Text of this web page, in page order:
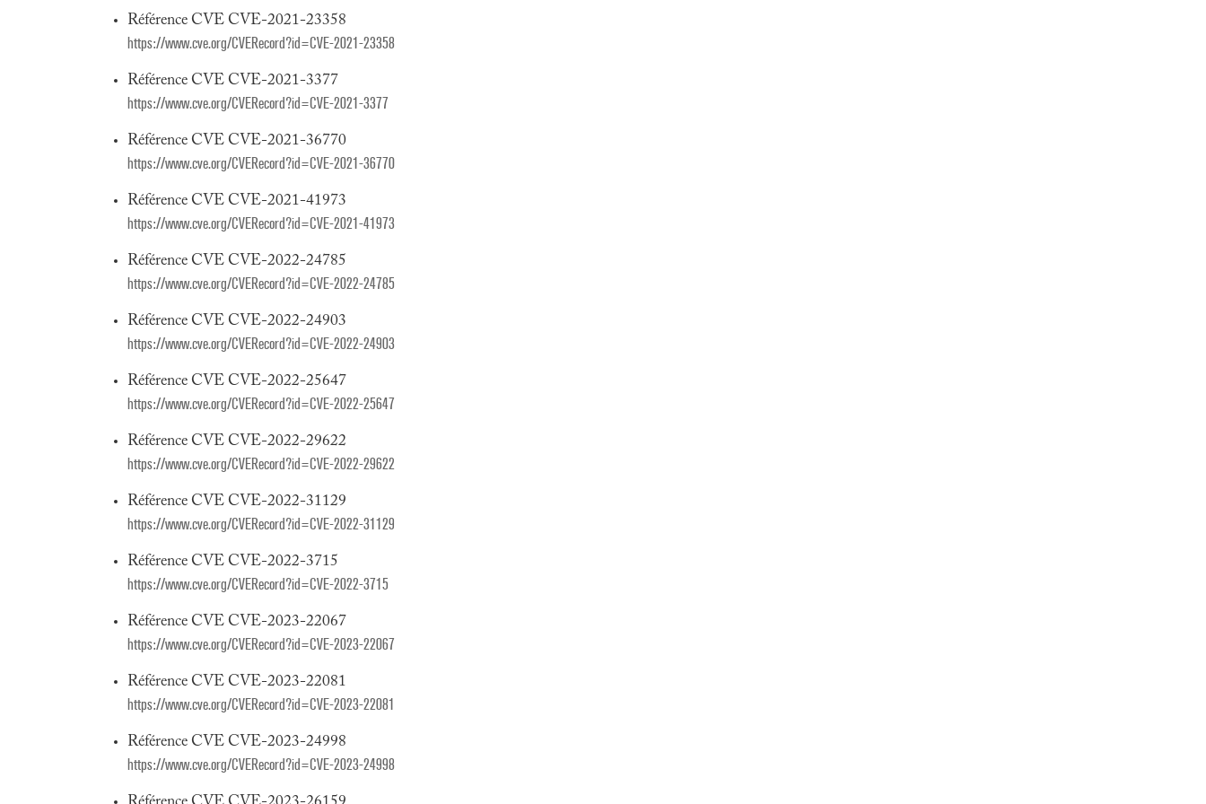
Référence CVE CVE-2021-23358
https://www.cve.org/CVERecord?id=CVE-2021-23358
Référence CVE CVE-2021-3377
https://www.cve.org/CVERecord?id=CVE-2021-3377
Référence CVE CVE-2021-36770
https://www.cve.org/CVERecord?id=CVE-2021-36770
Référence CVE CVE-2021-41973
https://www.cve.org/CVERecord?id=CVE-2021-41973
Référence CVE CVE-2022-24785
https://www.cve.org/CVERecord?id=CVE-2022-24785
Référence CVE CVE-2022-24903
https://www.cve.org/CVERecord?id=CVE-2022-24903
Référence CVE CVE-2022-25647
https://www.cve.org/CVERecord?id=CVE-2022-25647
Référence CVE CVE-2022-29622
https://www.cve.org/CVERecord?id=CVE-2022-29622
Référence CVE CVE-2022-31129
https://www.cve.org/CVERecord?id=CVE-2022-31129
Référence CVE CVE-2022-3715
https://www.cve.org/CVERecord?id=CVE-2022-3715
Référence CVE CVE-2023-22067
https://www.cve.org/CVERecord?id=CVE-2023-22067
Référence CVE CVE-2023-22081
https://www.cve.org/CVERecord?id=CVE-2023-22081
Référence CVE CVE-2023-24998
https://www.cve.org/CVERecord?id=CVE-2023-24998